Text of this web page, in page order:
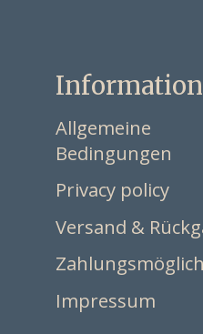
Information
Allgemeine
Bedingungen
Privacy policy
Versand &
Impressum